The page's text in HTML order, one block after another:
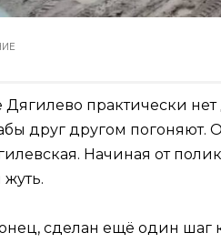
Дягилево практически
друг другом погоняют.
Начиная от
сделан ещё один